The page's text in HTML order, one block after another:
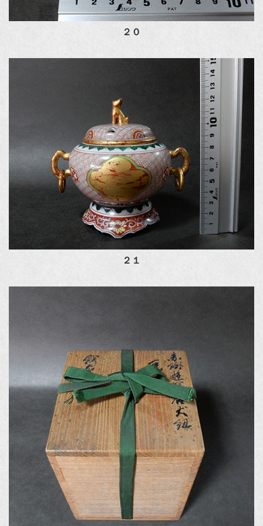
２０
２１